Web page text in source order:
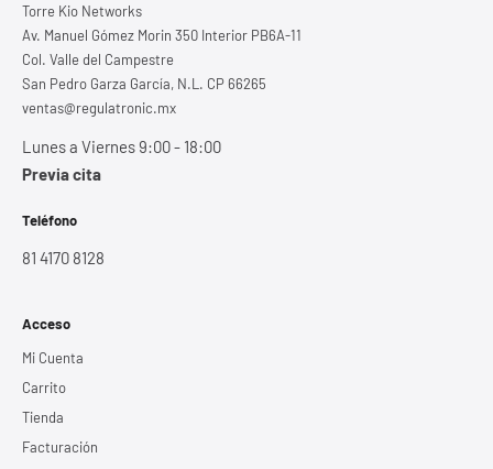
Torre Kio Networks
Av. Manuel Gómez Morin 350 Interior PB6A-11
Col. Valle del Campestre
San Pedro Garza García, N.L. CP 66265
ventas@regulatronic.mx
Lunes a Viernes 9:00 - 18:00
Previa cita
Teléfono
81 4170 8128
Acceso
Mi Cuenta
Carrito
Tienda
Facturación